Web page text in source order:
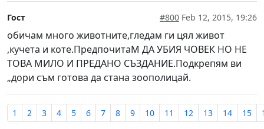
Гост #800 Feb 12, 2015, 19:26
обичам много животните,гледам ги цял живот
,кучета и коте.ПредпочитаМ ДА УБИЯ ЧОВЕК НО НЕ
ТОВА МИЛО И ПРЕДАНО СЪЗДАНИЕ.Подкрепям ви
„дори съм готова да стана зоополицай.
1 2 3 4 5 6 7 8 9 10 11 12 13 14 15